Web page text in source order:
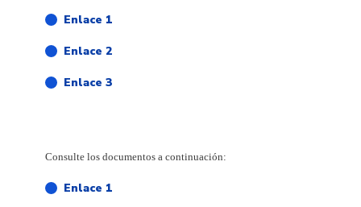
Enlace 1
Enlace 2
Enlace 3
Consulte los documentos a continuación:
Enlace 1